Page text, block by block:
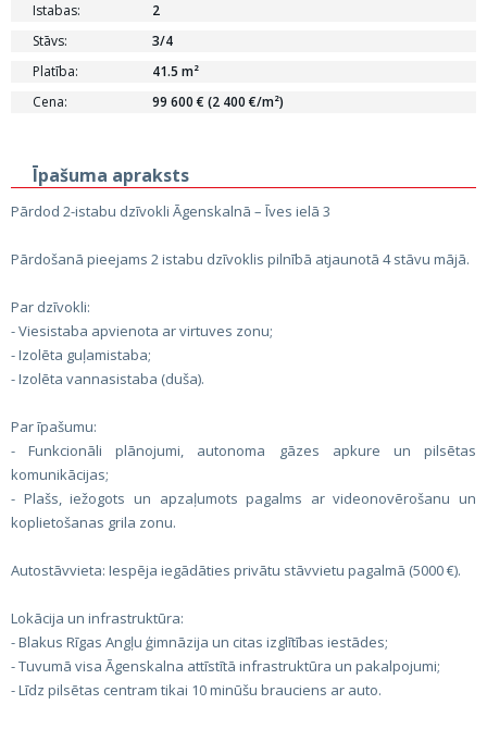
Istabas:
2
Stāvs:
3/4
Platība:
41.5 m²
Cena:
99 600 € (2 400 €/m²)
Īpašuma apraksts
Pārdod 2-istabu dzīvokli Āgenskalnā – Īves ielā 3
Pārdošanā pieejams 2 istabu dzīvoklis pilnībā atjaunotā 4 stāvu mājā.
Par dzīvokli:
- Viesistaba apvienota ar virtuves zonu;
- Izolēta guļamistaba;
- Izolēta vannasistaba (duša).
Par īpašumu:
- Funkcionāli plānojumi, autonoma gāzes apkure un pilsētas
komunikācijas;
- Plašs, iežogots un apzaļumots pagalms ar videonovērošanu un
koplietošanas grila zonu.
Autostāvvieta: Iespēja iegādāties privātu stāvvietu pagalmā (5000 €).
Lokācija un infrastruktūra:
- Blakus Rīgas Angļu ģimnāzija un citas izglītības iestādes;
- Tuvumā visa Āgenskalna attīstītā infrastruktūra un pakalpojumi;
- Līdz pilsētas centram tikai 10 minūšu brauciens ar auto.